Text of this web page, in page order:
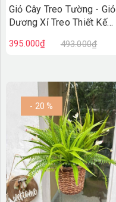
Giỏ Cây Treo Tường - Giỏ
Dương Xỉ Treo Thiết Kế
CC1315
395.000₫ 493.000₫
- 20 %